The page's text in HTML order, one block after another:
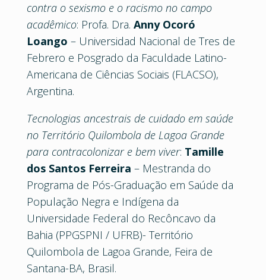
contra o sexismo e o racismo no campo
acadêmico: Profa. Dra. Anny Ocoró
Loango – Universidad Nacional de Tres de
Febrero e Posgrado da Faculdade Latino-
Americana de Ciências Sociais (FLACSO),
Argentina.
Tecnologias ancestrais de cuidado em saúde
no Território Quilombola de Lagoa Grande
para contracolonizar e bem viver: Tamille
dos Santos Ferreira – Mestranda do
Programa de Pós-Graduação em Saúde da
População Negra e Indígena da
Universidade Federal do Recôncavo da
Bahia (PPGSPNI / UFRB)- Território
Quilombola de Lagoa Grande, Feira de
Santana-BA, Brasil.